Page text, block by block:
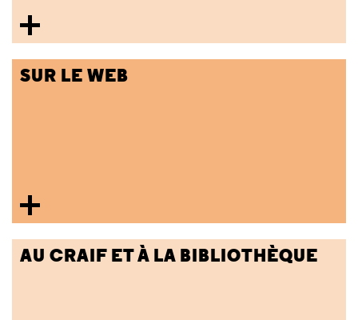
SUR LE WEB
AU CRAIF ET À LA BIBLIOTHÈQUE